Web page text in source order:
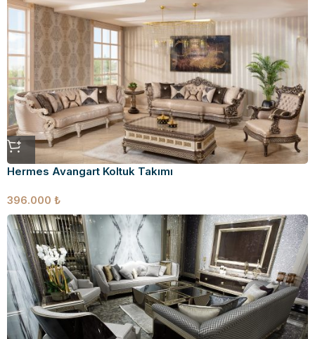
Hermes Avangart Koltuk Takımı
396.000 ₺